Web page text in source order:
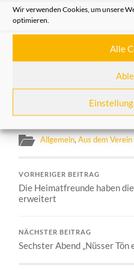
Wir verwenden Cookies, um unsere
optimieren.
Alle
Die Vorträge von Marga
ihre persönliche Bindung
Einblicke und ermunterten
Neuss
übermorgen.
Ziel der Veranstaltung war
Generationenaustausch
Allgemein,Aus dem Verein
VORHERIGER BEITRAG
Die Heimatfreunde haben
erweitert
NÄCHSTER BEITRAG
Sechster Abend „Nüsser Tön